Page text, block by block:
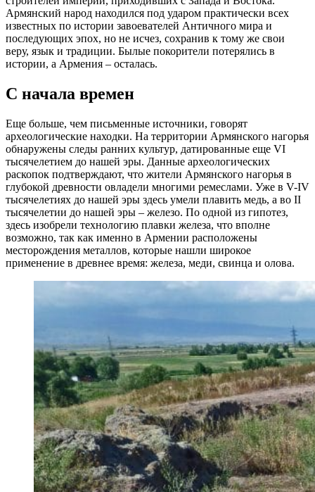
Армянский народ находился под ударом практически всех
известных по истории завоевателей Античного мира и
последующих эпох, но не исчез, сохранив к тому же свои
веру, язык и традиции. Былые покорители потерялись в
истории, а Армения – осталась.
С начала времен
Еще больше, чем письменные источники, говорят
археологические находки. На территории Армянского нагорья
обнаружены следы ранних культур, датированные еще VI
тысячелетием до нашей эры. Данные археологических
раскопок подтверждают, что жители Армянского нагорья в
глубокой древности овладели многими ремеслами. Уже в V-IV
тысячелетиях до нашей эры здесь умели плавить медь, а во II
тысячелетии до нашей эры – железо. По одной из гипотез,
здесь изобрели технологию плавки железа, что вполне
возможно, так как именно в Армении расположены
месторождения металлов, которые нашли широкое
применение в древнее время: железа, меди, свинца и олова.